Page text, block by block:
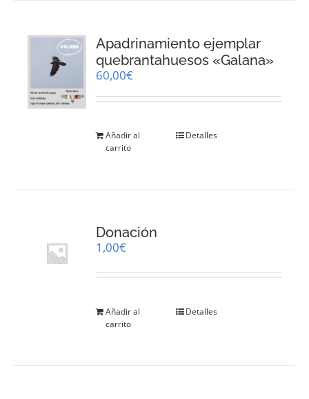
Apadrinamiento ejemplar
quebrantahuesos «Galana»
60,00€
Añadir al
carrito
Detalles
Donación
1,00€
Añadir al
carrito
Detalles